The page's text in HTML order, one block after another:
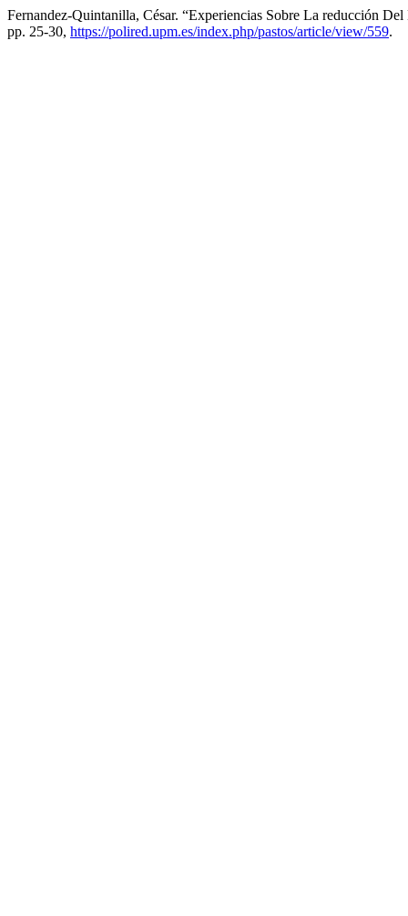
Fernandez-Quintanilla, César. “Experiencias Sobre La reducción
pp. 25-30, https://polired.upm.es/index.php/pastos/article/view/559.